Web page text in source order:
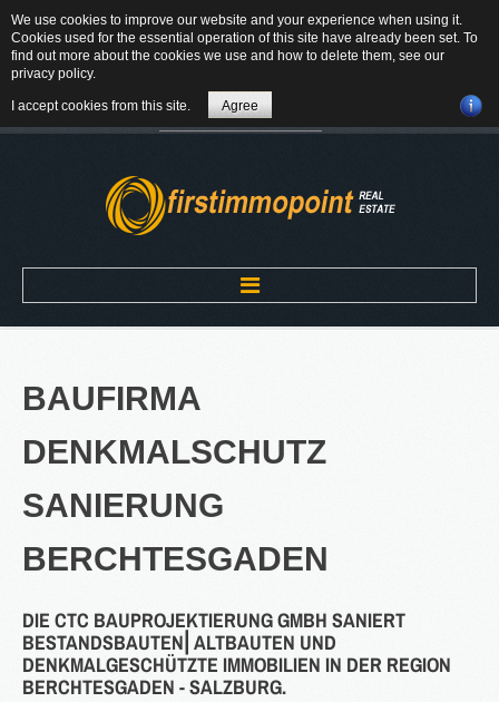
84184 Tiefenbach - Am Winkl 6
MAIL
ÜBER UNS
Firstimmopoint
ist eine Vertriebsorganisation für den Verkauf von
Immobilien. Als Partner von Bauträgern, Wohnbaugesellschaften
WEITERLESEN
BAUFIRMA
DENKMALSCHUTZ
SANIERUNG
BERCHTESGADEN
DIE CTC BAUPROJEKTIERUNG GMBH SANIERT
BESTANDSBAUTEN⎜ALTBAUTEN UND
DENKMALGESCHÜTZTE IMMOBILIEN IN DER REGION
BERCHTESGADEN - SALZBURG.
We use cookies to improve our website and your experience when using it.
Cookies used for the essential operation of this site have already been set. To
find out more about the cookies we use and how to delete them, see our
privacy policy.
I accept cookies from this site. Agree